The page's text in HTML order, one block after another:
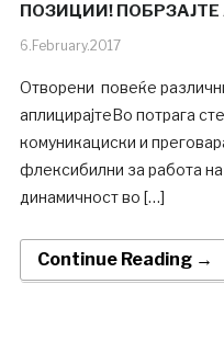
ПОЗИЦИИ!
6.February.2017
Отворени повеќе
аплицирајтеВо потрага
комуникациски и
флексибилни за работа
динамичност во […]
Continue Reading →